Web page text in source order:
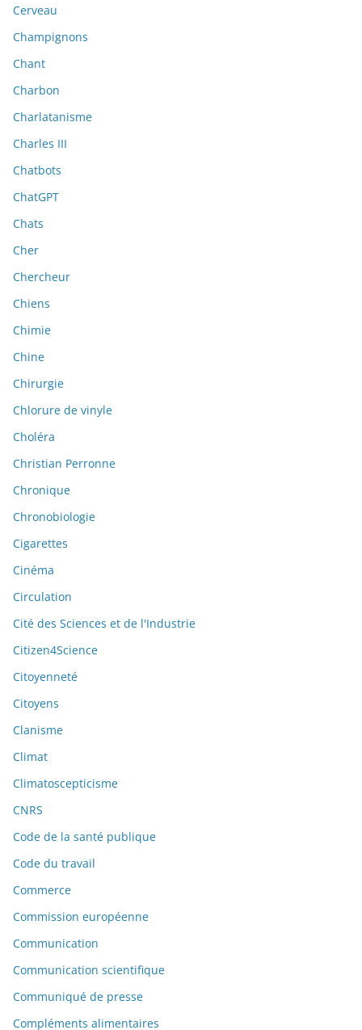
Cerveau
Champignons
Chant
Charbon
Charlatanisme
Charles III
Chatbots
ChatGPT
Chats
Cher
Chercheur
Chiens
Chimie
Chine
Chirurgie
Chlorure de vinyle
Choléra
Christian Perronne
Chronique
Chronobiologie
Cigarettes
Cinéma
Circulation
Cité des Sciences et de l'Industrie
Citizen4Science
Citoyenneté
Citoyens
Clanisme
Climat
Climatoscepticisme
CNRS
Code de la santé publique
Code du travail
Commerce
Commission européenne
Communication
Communication scientifique
Communiqué de presse
Compléments alimentaires